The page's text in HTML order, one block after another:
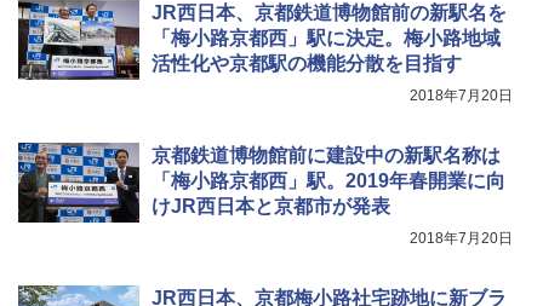
￥6,459
ポインターライト 強力 小型 緑色/赤色/青紫色
可能 安全ロック付き 高安全性 金属製耐久 コ
ンパクト多機能設計 持ち運び便利 アウトド
ア/オフィス/教育現場/展示会用 緑
JR西日本、京都鉄道博物館前の新駅名を
「梅小路京都西」駅に決定。梅小路地域
活性化や京都駅の機能分散を目指す
2018年7月20日
京都鉄道博物館前に建設中の新駅名称は
「梅小路京都西」駅。2019年春開業に向
けJR西日本と京都市が発表
2018年7月20日
JR西日本、京都梅小路社宅跡地に新ブラ